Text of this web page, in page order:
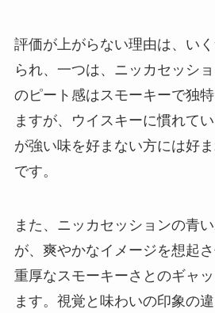
評価が上がらない理由は、い
られ、一つは、ニッカセッシ
のピート感はスモーキーで独
ますが、ウイスキーに慣れて
が強い味を好まない方には好
です。
また、ニッカセッションの青
が、爽やかなイメージを想起
重厚なスモーキーさとのギャ
ます。視覚と味わいの印象の